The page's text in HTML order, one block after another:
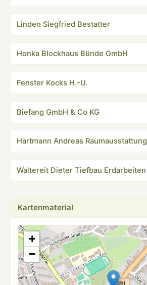
Linden Siegfried Bestatter
Honka Blockhaus Bünde GmbH
Fenster Kocks H.-U.
Biefang GmbH & Co KG
Hartmann Andreas Raumausstattung
Waltereit Dieter Tiefbau Erdarbeiten
Kartenmaterial
+
−